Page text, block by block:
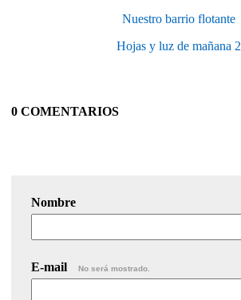
Nuestro barrio flotante
Hojas y luz de mañana 2
0 COMENTARIOS
Nombre
E-mail No será mostrado.